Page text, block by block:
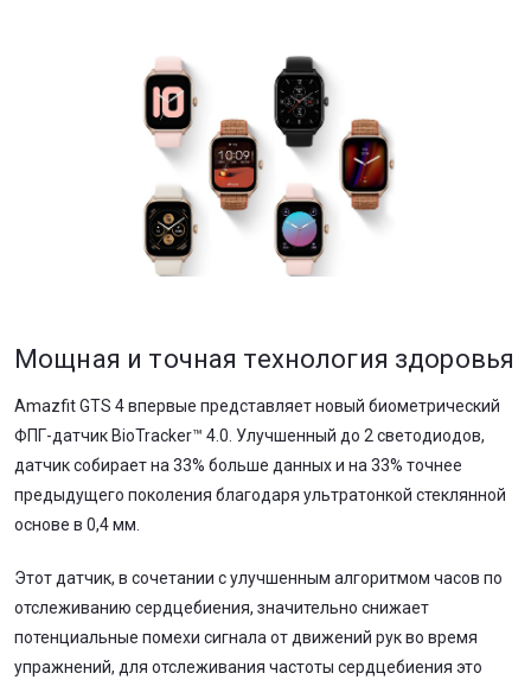
Мощная и точная технология здоровья
Amazfit GTS 4 впервые представляет новый биометрический
ФПГ-датчик BioTracker™ 4.0. Улучшенный до 2 светодиодов,
датчик собирает на 33% больше данных и на 33% точнее
предыдущего поколения благодаря ультратонкой стеклянной
основе в 0,4 мм.
Этот датчик, в сочетании с улучшенным алгоритмом часов по
отслеживанию сердцебиения, значительно снижает
потенциальные помехи сигнала от движений рук во время
упражнений, для отслеживания частоты сердцебиения это